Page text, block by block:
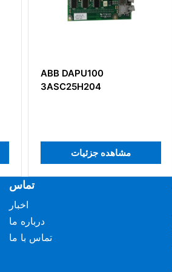
ABB DAPU100
3ASC25H204
مشاهده جزئیات
تماس
اخبار
درباره ما
تماس با ما